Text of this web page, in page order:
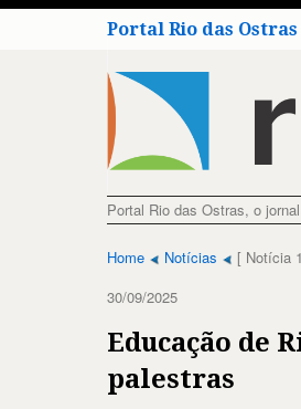
Portal Rio das Ostras
Portal Rio das Ostras, o
Home Notícias
[ Notícia
30/09/2025
Educação de
palestras